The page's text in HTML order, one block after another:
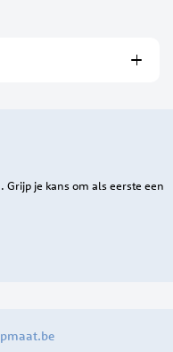
je kans om als eerste een